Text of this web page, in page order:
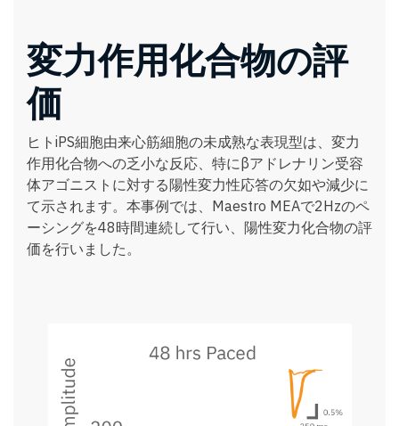
変力作用化合物の評
価
ヒトiPS細胞由来心筋細胞の未成熟な表現型は、変力
作用化合物への乏小な反応、特にβアドレナリン受容
体アゴニストに対する陽性変力性応答の欠如や減少に
て示されます。本事例では、Maestro MEAで2Hzのペ
ーシングを48時間連続して行い、陽性変力化合物の評
価を行いました。